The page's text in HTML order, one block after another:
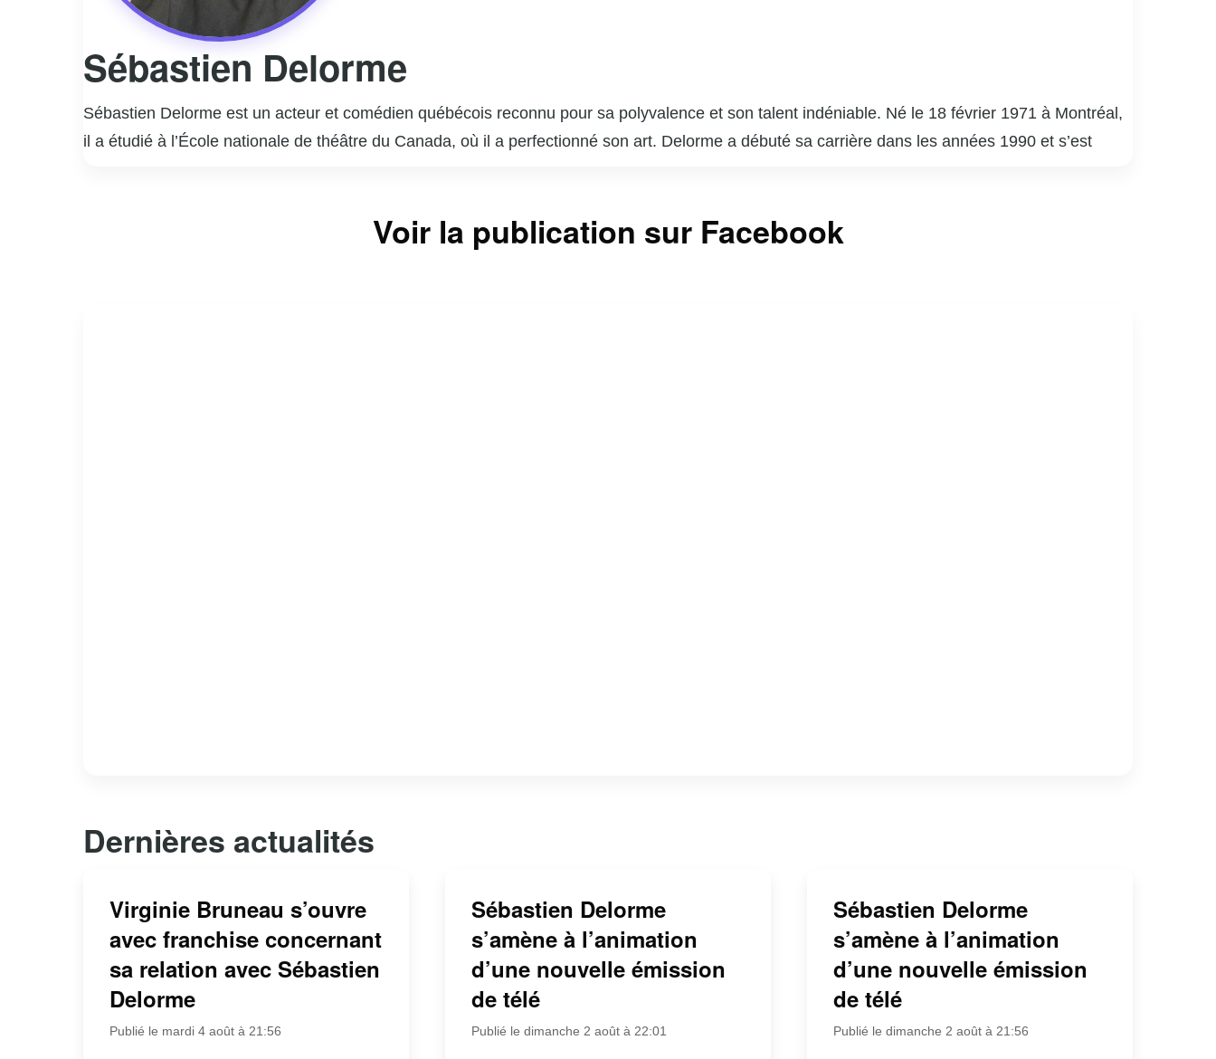
Sébastien Delorme
Sébastien Delorme est un acteur et comédien québécois reconnu pour sa polyvalence et son talent indéniable. Né le 18 février 1971 à Montréal,
il a étudié à l’École nationale de théâtre du Canada, où il a perfectionné son art. Delorme a débuté sa carrière dans les années 1990 et s’est
interprétation nuancée et authentique de personnages complexes lui a valu l’admiration du public et de la critique. En plus de ses performances à
Voir la publication sur Facebook
Dernières actualités
Virginie Bruneau s’ouvre
avec franchise concernant
sa relation avec Sébastien
Delorme
Publié le mardi 4 août à 21:56
Sébastien Delorme
s’amène à l’animation
d’une nouvelle émission
de télé
Publié le dimanche 2 août à 22:01
Sébastien Delorme
s’amène à l’animation
d’une nouvelle émission
de télé
Publié le dimanche 2 août à 21:56